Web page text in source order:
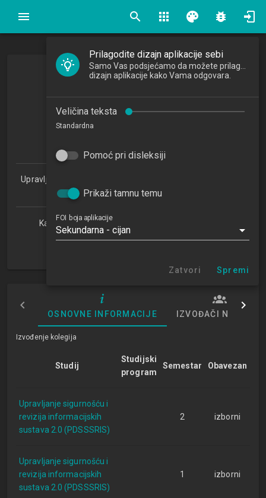
search apps palette bug_report
Sigurnost interneta stvari
IoT Security
2023/2024
Upravljanje sigurnošću i revizija informacijskih sustava 2.0
(PDSSSRIS)
Katedra za informatičke tehnologije i računarstvo
NN
OSNOVNE INFORMACIJE IZVOĐAČI NASTAVE
Izvođenje kolegija
Studij
Studijski
program
Semestar Obavezan
Upravljanje sigurnošću i
revizija informacijskih
sustava 2.0 (PDSSSRIS)
2 izborni
Upravljanje sigurnošću i
revizija informacijskih
sustava 2.0 (PDSSSRIS)
1 izborni
Prilagodite dizajn aplikacije sebi
dizajn aplikacije kako Vama odgovara.
Veličina teksta
Standardna
Pomoć pri disleksiji
Prikaži tamnu temu
FOI boja aplikacije
Sekundarna - cijan
Zatvori Spremi